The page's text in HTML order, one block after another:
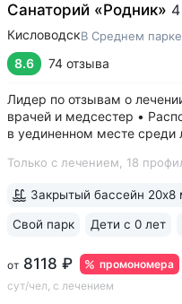
Санаторий «Родник» 4
КисловодскВ Среднем парке
8.6 74 отзыва
Лидер по отзывам о
врачей и медсестер •
в уединенном месте
пение птиц • Удобный
Только с лечением, 18
промономера
от 8118 ₽
сут/чел, с лечением
Закрытый бассейн 20х8
Свой парк Дети с 0 лет